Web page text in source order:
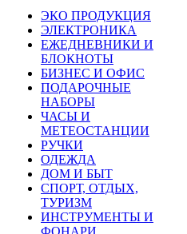
ЭКО ПРОДУКЦИЯ
ЭЛЕКТРОНИКА
ЕЖЕДНЕВНИКИ И
БЛОКНОТЫ
БИЗНЕС И ОФИС
ПОДАРОЧНЫЕ
НАБОРЫ
ЧАСЫ И
МЕТЕОСТАНЦИИ
РУЧКИ
ОДЕЖДА
ДОМ И БЫТ
СПОРТ, ОТДЫХ,
ТУРИЗМ
ИНСТРУМЕНТЫ И
ФОНАРИ